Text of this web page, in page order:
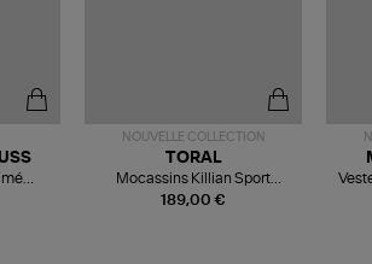
NOUVELLE COLLECTION
189,00 €
TORAL
Mocassins Killian Sport
Mousse